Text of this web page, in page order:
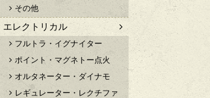
その他
エレクトリカル
フルトラ・イグナイター
ポイント・マグネトー点火
オルタネーター・ダイナモ
レギュレーター・レクチファ